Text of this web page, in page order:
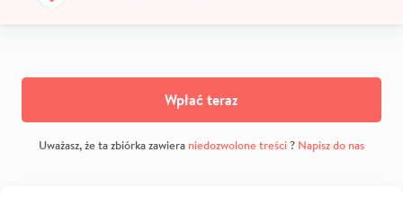
Wpłać teraz
Uważasz, że ta zbiórka zawiera niedozwolone treści? Napisz do nas